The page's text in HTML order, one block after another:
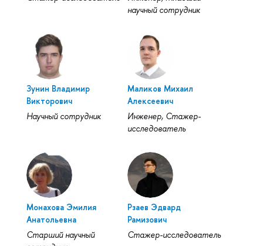
научный сотрудник
Зунин Владимир
Викторович
Научный сотрудник
Маликов Михаил
Алексеевич
Инженер, Стажер-
исследователь
Монахова Эмилия
Анатольевна
Старший научный
Рзаев Эдвард
Рамизович
Стажер-исследователь